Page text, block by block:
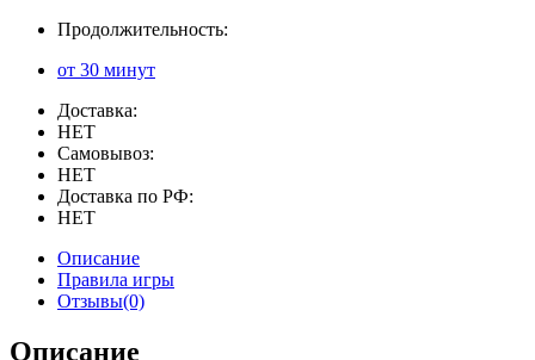
Продолжительность:
от 30 минут
Доставка:
НЕТ
Самовывоз:
НЕТ
Доставка по РФ:
НЕТ
Описание
Правила игры
Отзывы(0)
Описание